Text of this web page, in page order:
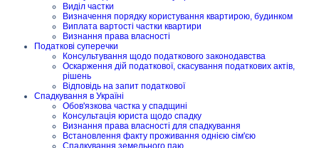
Виділ частки
Визначення порядку користування квартирою, будинком
Виплата вартості частки квартири
Визнання права власності
Податкові суперечки
Консультування щодо податкового законодавства
Оскарження дій податкової, скасування податкових актів,
рішень
Відповідь на запит податкової
Спадкування в Україні
Обов'язкова частка у спадщині
Консультація юриста щодо спадку
Визнання права власності для спадкування
Встановлення факту проживання однією сім'єю
Спадкування земельного паю